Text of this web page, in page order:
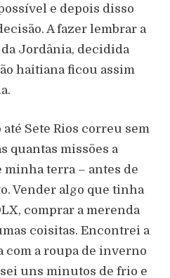
e depois disso
A fazer lembrar a
Jordânia, decidida
haitiana ficou assim
Sete Rios correu sem
quantas missões a
terra – antes de
Vender algo que tinha
comprar a merenda
coisitas. Encontrei a
a roupa de inverno
uns minutos de frio e